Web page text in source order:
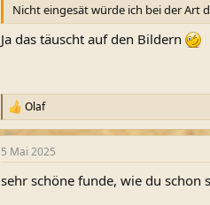
:
Nicht eingesät würde ich bei der Art
Ja das täuscht auf den Bildern
R
e
a
k
i
Olaf
5 Mai 2025
sehr schöne funde, wie du